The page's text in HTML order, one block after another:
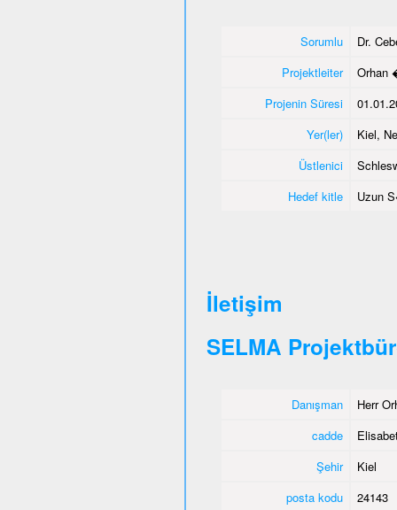
Sorumlu
Dr.
Projektleiter
Orhan
Projenin Süresi
Yer(ler)
Kiel,
Üstlenici
Hedef kitle
Uzun
İletişim
SELMA
Danışman
Herr
cadde
Şehir
Kiel
posta kodu
24143